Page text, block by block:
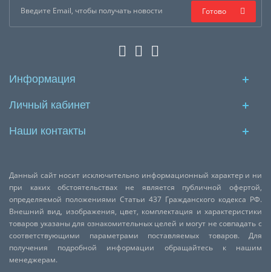
Готово
Информация
Личный кабинет
Наши контакты
Данный сайт носит исключительно информационный характер и ни
при каких обстоятельствах не является публичной офертой,
определяемой положениями Статьи 437 Гражданского кодекса РФ.
Внешний вид, изображения, цвет, комплектация и характеристики
товаров указаны для ознакомительных целей и могут не совпадать с
соответствующими параметрами поставляемых товаров. Для
получения подробной информации обращайтесь к нашим
менеджерам.